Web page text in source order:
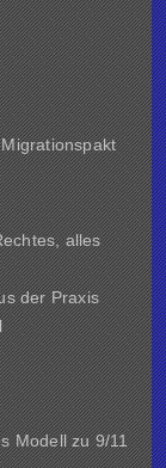
alles
der Praxis
Modell zu 9/11